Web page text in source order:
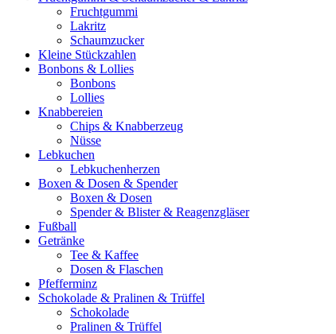
Fruchtgummi
Lakritz
Schaumzucker
Kleine Stückzahlen
Bonbons & Lollies
Bonbons
Lollies
Knabbereien
Chips & Knabberzeug
Nüsse
Lebkuchen
Lebkuchenherzen
Boxen & Dosen & Spender
Boxen & Dosen
Spender & Blister & Reagenzgläser
Fußball
Getränke
Tee & Kaffee
Dosen & Flaschen
Pfefferminz
Schokolade & Pralinen & Trüffel
Schokolade
Pralinen & Trüffel